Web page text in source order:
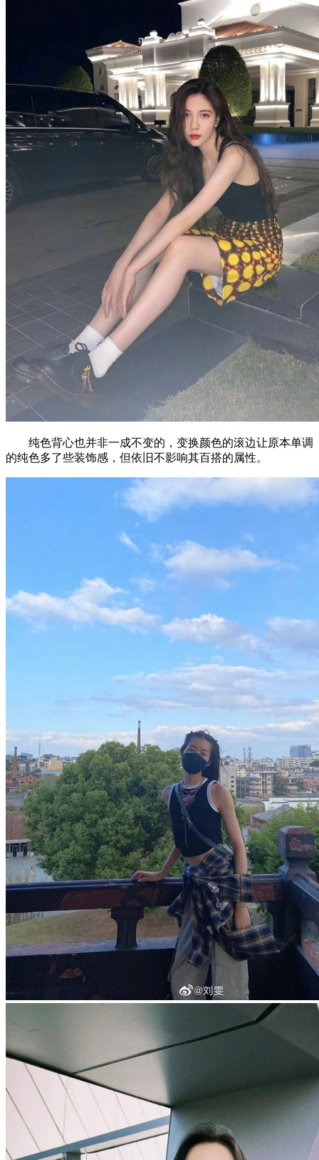
纯色背心也并非一成不变的，变换颜色的滚边让原本单调
的纯色多了些装饰感，但依旧不影响其百搭的属性。